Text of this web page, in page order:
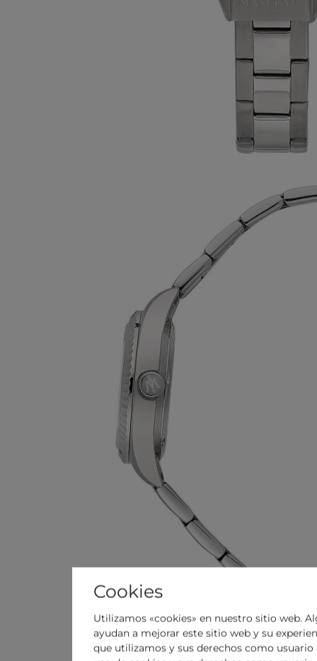
Cookies
Utilizamos «cookies» en nuestro sitio web.
ayudan a mejorar este sitio web y su
que utilizamos y sus derechos como